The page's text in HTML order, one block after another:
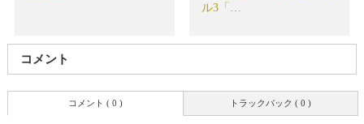
ル3「…
コメント
トラックバック ( 0 )
コメント ( 0 )